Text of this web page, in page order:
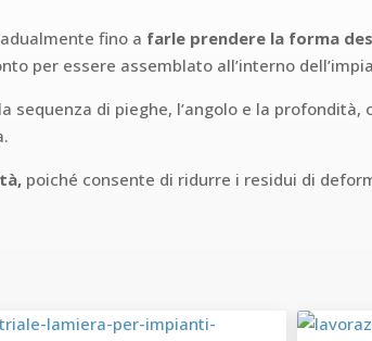
fino a farle prendere la forma
per essere assemblato all’interno
sequenza di pieghe, l’angolo e la
poiché consente di ridurre i residui di